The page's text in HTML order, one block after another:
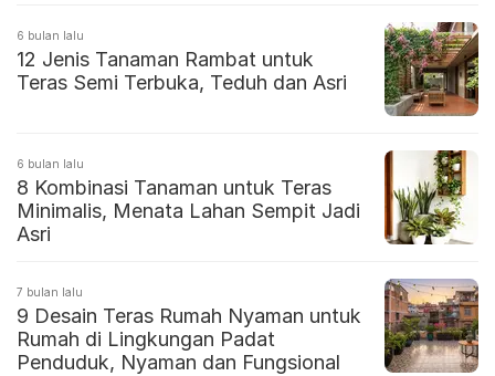
6 bulan lalu
12 Jenis Tanaman Rambat untuk
Teras Semi Terbuka, Teduh dan Asri
6 bulan lalu
8 Kombinasi Tanaman untuk Teras
Minimalis, Menata Lahan Sempit Jadi
Asri
7 bulan lalu
9 Desain Teras Rumah Nyaman untuk
Rumah di Lingkungan Padat
Penduduk, Nyaman dan Fungsional